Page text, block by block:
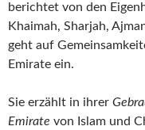
berichtet von den
Khaimah, Sharjah,
geht auf
Emirate ein.
Sie erzählt in ihrer
Emirate von Islam und